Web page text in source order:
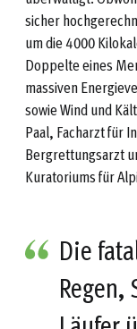
sicher
um die 4000
Doppelte eines
massiven
sowie Wind und
Paal, Facharzt für
Bergrettungsarzt
Kuratoriums für
Die